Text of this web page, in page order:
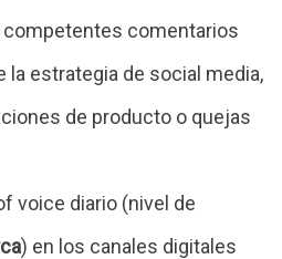
competentes comentarios
la estrategia de social media,
de producto o quejas
voice diario (nivel de
) en los canales digitales